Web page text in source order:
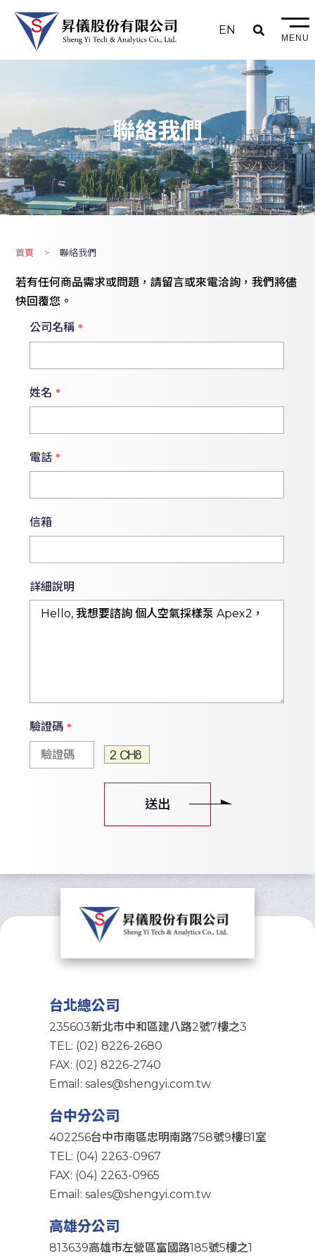
MENU
EN
聯絡我們
首頁 聯絡我們
若有任何商品需求或問題，請留言或來電洽詢，我們將儘
快回覆您。
公司名稱 *
姓名 *
電話 *
信箱
詳細說明
驗證碼 *
送出
台北總公司
235603新北市中和區建八路2號7樓之3
TEL: (02) 8226-2680
FAX: (02) 8226-2740
Email: sales@shengyi.com.tw
台中分公司
402256台中市南區忠明南路758號9樓B1室
TEL: (04) 2263-0967
FAX: (04) 2263-0965
Email: sales@shengyi.com.tw
高雄分公司
813639高雄市左營區富國路185號5樓之1